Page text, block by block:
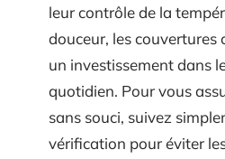
leur contrôle de la
douceur, les
un investissement dans
quotidien. Pour vous
sans souci, suivez
vérification pour éviter